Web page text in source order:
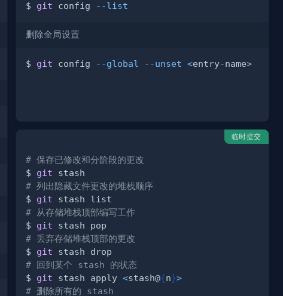
$ git config --list
删除全局设置
$ git config --global --unset <entry-name>
临时提交
# 保存已修改和分阶段的更改
$ git
# 列出隐藏文件更改的堆栈顺序
$ git
# 从存储堆栈顶部编写工作
$ git
# 丢弃存储堆栈顶部的更改
$ git
# 回到某个 stash 的状态
$ git stash apply <stash@{n}>
# 删除所有的 stash